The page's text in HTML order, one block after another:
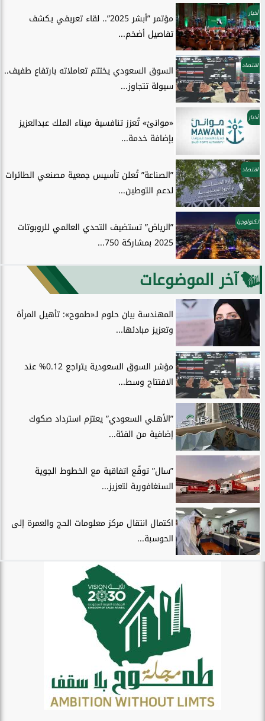
أخبار
مؤتمر ”أبشر 2025”.. لقاء تعريفي يكشف
تفاصيل أضخم...
اقتصاد
السوق السعودي يختتم تعاملاته بارتفاع طفيف..
سيولة تتجاوز...
أخبار
«موانئ» تُعزز تنافسية ميناء الملك عبدالعزيز
بإضافة خدمة...
اقتصاد
”الصناعة” تُعلن تأسيس جمعية مصنعي الطائرات
لدعم التوطين...
تكنولوجيا
”الرياض” تستضيف التحدي العالمي للروبوتات
2025 بمشاركة 750...
آخر الموضوعات
المهندسة بيان حلوم لـ«طموح»: تأهيل المرأة
وتعزيز مبادئها...
مؤشر السوق السعودية يتراجع 0.12% عند
الافتتاح وسط...
”الأهلي السعودي” يعتزم استرداد صكوك
إضافية من الفئة...
”سال” توقّع اتفاقية مع الخطوط الجوية
السنغافورية لتعزيز...
اكتمال انتقال مركز معلومات الحج والعمرة إلى
الحوسبة...